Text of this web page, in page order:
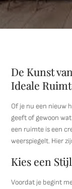
De Kunst
Ideale
Of je nu een nieuw
geeft of gewoon
een ruimte is een
weerspiegelt. Hier
Kies een
Voordat je begint